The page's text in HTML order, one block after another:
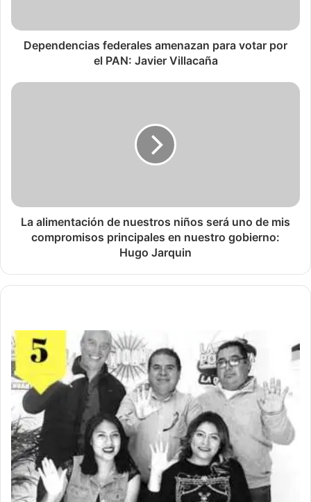
Dependencias federales amenazan para votar por
el PAN: Javier Villacaña
La alimentación de nuestros niños será uno de mis
compromisos principales en nuestro gobierno:
Hugo Jarquin